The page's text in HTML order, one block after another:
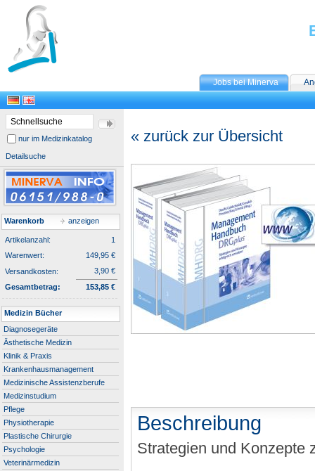
Jobs bei Minerva
nur im Medizinkatalog
Detailsuche
Warenkorb anzeigen
Artikelanzahl:
1
Warenwert:
149,95 €
Versandkosten:
3,90 €
Gesamtbetrag:
153,85 €
Medizin Bücher
Diagnosegeräte
Ästhetische Medizin
Klinik & Praxis
Krankenhausmanagement
Medizinische Assistenzberufe
Medizinstudium
Pflege
Physiotherapie
Plastische Chirurgie
Psychologie
Veterinärmedizin
« zurück zur Übersicht
Beschreibung
Strategien und Konzepte